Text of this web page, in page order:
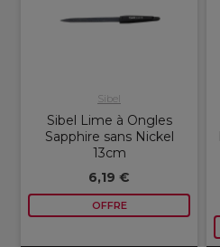
Sibel
Sibel Lime à Ongles
Sapphire sans Nickel
13cm
6,19 €
OFFRE